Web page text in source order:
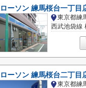
ローソン 練馬桜台一丁目
東京都練
西武池袋線
ローソン 練馬桜台二丁目
東京都練